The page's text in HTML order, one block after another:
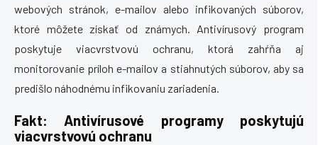
webových stránok, e-mailov alebo infikovaných súborov,
ktoré môžete získať od známych. Antivírusový program
poskytuje viacvrstvovú ochranu, ktorá zahŕňa aj
monitorovanie príloh e-mailov a stiahnutých súborov, aby sa
predišlo náhodnému infikovaniu zariadenia.
Fakt: Antivírusové programy poskytujú
viacvrstvovú ochranu